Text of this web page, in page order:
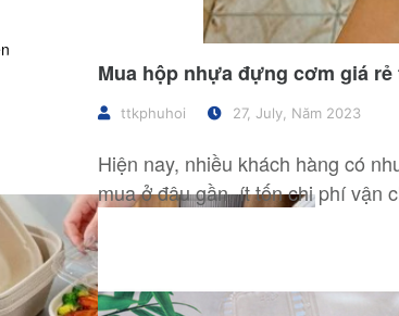
Mua hộp nhựa đựng cơm giá
ttkphuhoi 27, July, Năm 2023
Hiện nay, nhiều khách hàng có
mua ở đâu gần, ít tốn chi phí vận